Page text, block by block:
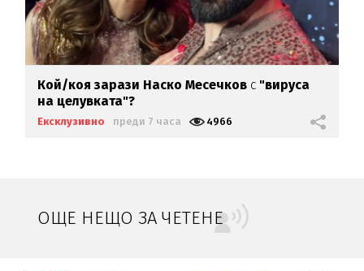
Кой/коя зарази Наско Месечков с "вируса
на целувката"?
Ексклузивно преди 7 часа 4966
ОЩЕ НЕЩО ЗА ЧЕТЕНЕ